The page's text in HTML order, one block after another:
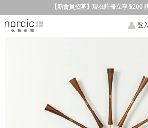
【新會員招募】現在註冊立享 $200
登